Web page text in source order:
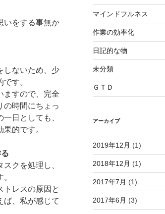
いをする事無か
しないため、少
す。
ますので、完全
の時間にちょっ
日としても、
的です。
クを処理し、
トレスの原因と
ば、私が感じて
マインドフルネス
作業の効率化
日記的な物
未分類
ＧＴＤ
アーカイブ
2019年12月 (1)
2018年12月 (1)
2017年7月 (1)
2017年6月 (3)